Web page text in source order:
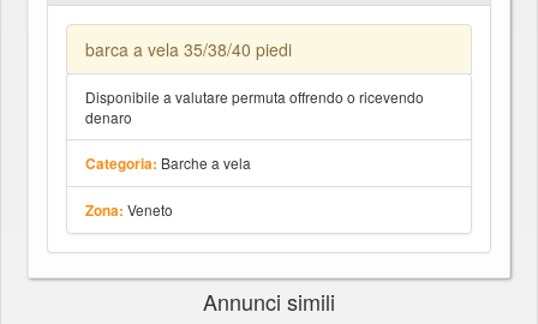
barca a vela 35/38/40 piedi
Disponibile a valutare permuta offrendo o ricevendo
denaro
Categoria: Barche a vela
Zona: Veneto
Annunci simili